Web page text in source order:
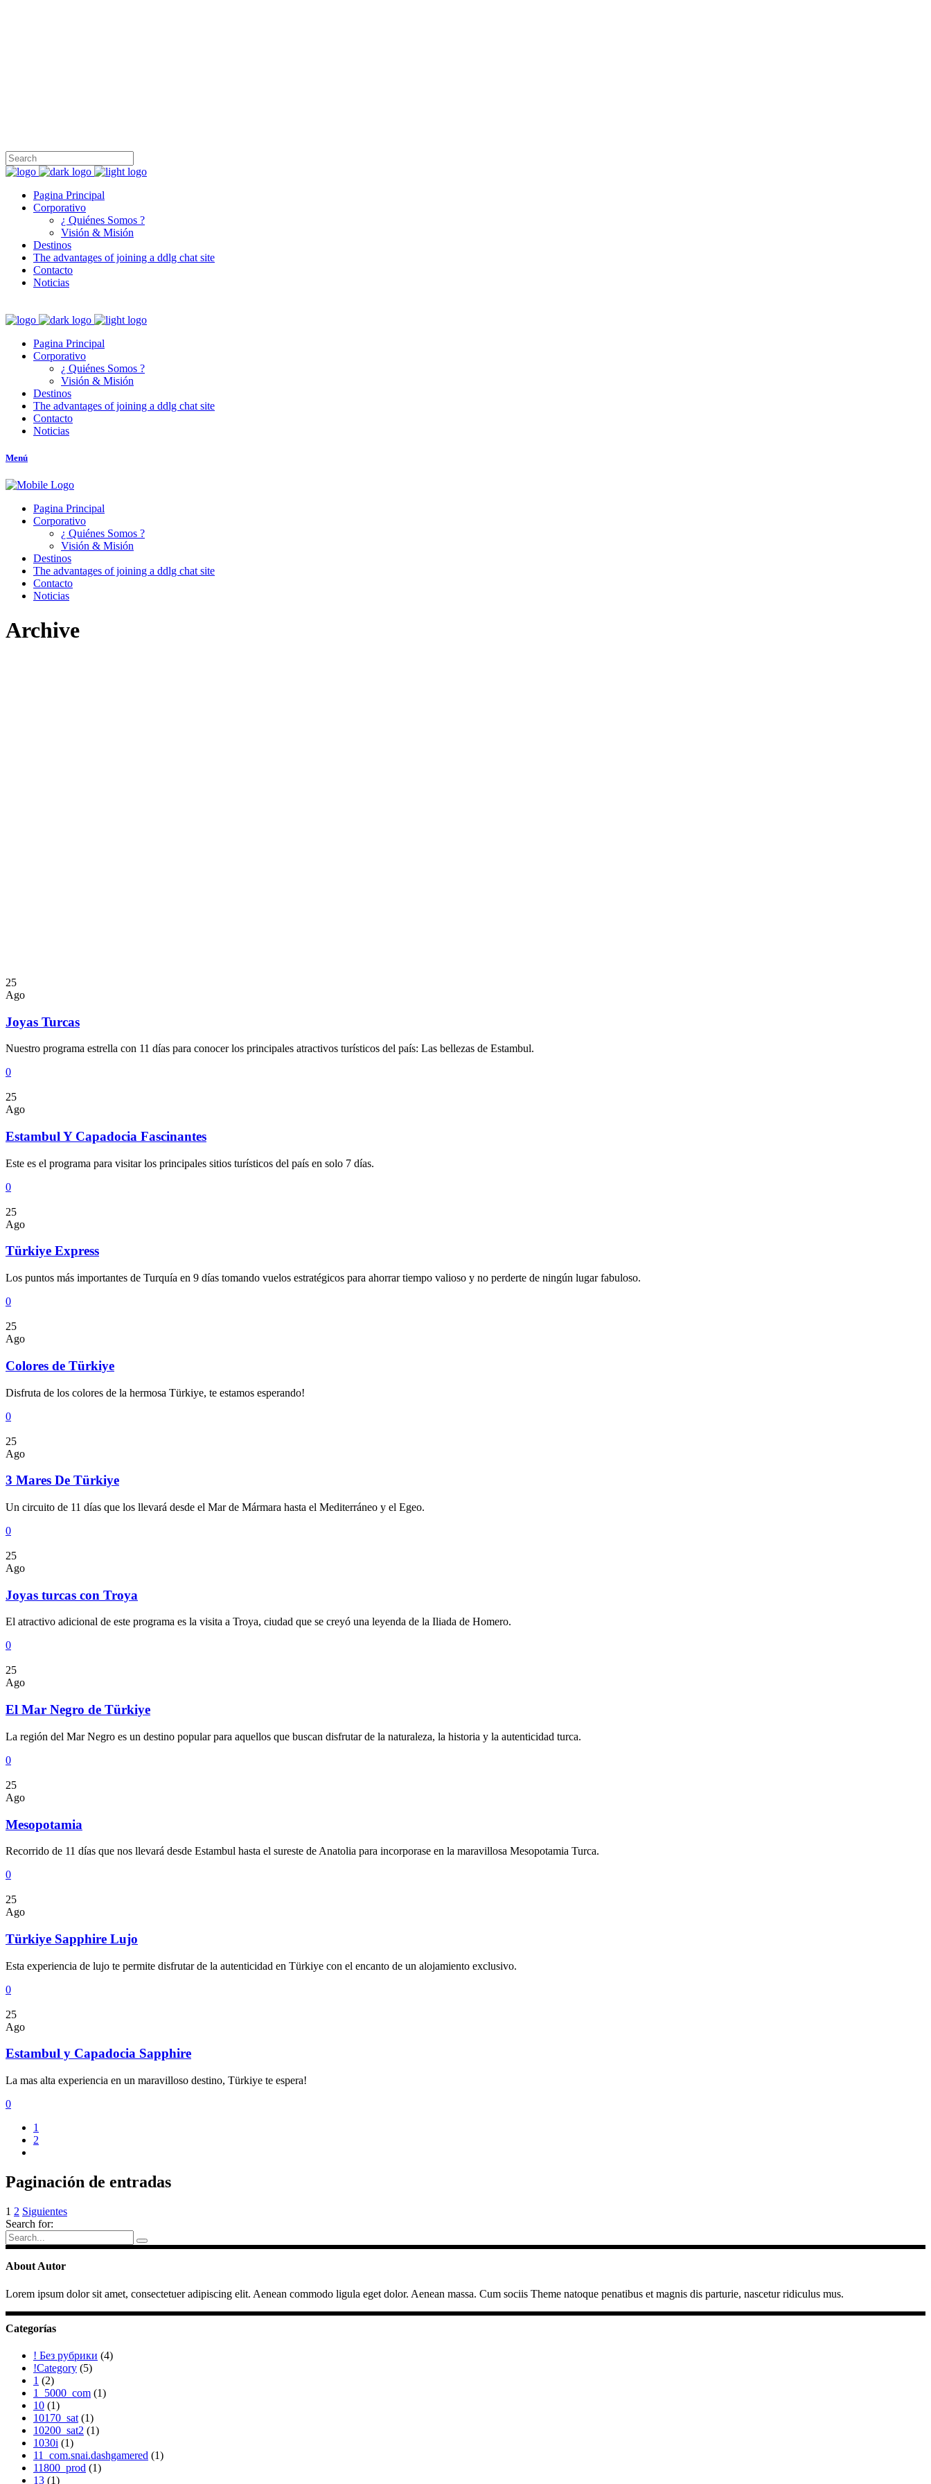
Pagina Principal
Corporativo
¿ Quiénes Somos ?
Visión & Misión
Destinos
The advantages of joining a ddlg chat site
Contacto
Noticias
Pagina Principal
Corporativo
¿ Quiénes Somos ?
Visión & Misión
Destinos
The advantages of joining a ddlg chat site
Contacto
Noticias
Menú
Pagina Principal
Corporativo
¿ Quiénes Somos ?
Visión & Misión
Destinos
The advantages of joining a ddlg chat site
Contacto
Noticias
Archive
25
Ago
Joyas Turcas
Nuestro programa estrella con 11 días para conocer los principales atractivos turísticos del país: Las bellezas de Estambul.
0
25
Ago
Estambul Y Capadocia Fascinantes
Este es el programa para visitar los principales sitios turísticos del país en solo 7 días.
0
25
Ago
Türkiye Express
Los puntos más importantes de Turquía en 9 días tomando vuelos estratégicos para ahorrar tiempo valioso y no perderte de ningún lugar fabuloso.
0
25
Ago
Colores de Türkiye
Disfruta de los colores de la hermosa Türkiye, te estamos esperando!
0
25
Ago
3 Mares De Türkiye
Un circuito de 11 días que los llevará desde el Mar de Mármara hasta el Mediterráneo y el Egeo.
0
25
Ago
Joyas turcas con Troya
El atractivo adicional de este programa es la visita a Troya, ciudad que se creyó una leyenda de la Iliada de Homero.
0
25
Ago
El Mar Negro de Türkiye
La región del Mar Negro es un destino popular para aquellos que buscan disfrutar de la naturaleza, la historia y la autenticidad turca.
0
25
Ago
Mesopotamia
Recorrido de 11 días que nos llevará desde Estambul hasta el sureste de Anatolia para incorporase en la maravillosa Mesopotamia Turca.
0
25
Ago
Türkiye Sapphire Lujo
Esta experiencia de lujo te permite disfrutar de la autenticidad en Türkiye con el encanto de un alojamiento exclusivo.
0
25
Ago
Estambul y Capadocia Sapphire
La mas alta experiencia en un maravilloso destino, Türkiye te espera!
0
1
2
Paginación de entradas
1 2 Siguientes
Search for:
About Autor
Lorem ipsum dolor sit amet, consectetuer adipiscing elit. Aenean commodo ligula eget dolor. Aenean massa. Cum sociis Theme natoque penatibus et magnis dis parturie, nascetur ridiculus mus.
Categorías
! Без рубрики (4)
!Category (5)
1 (2)
1_5000_com (1)
10 (1)
10170_sat (1)
10200_sat2 (1)
1030i (1)
11_com.snai.dashgamered (1)
11800_prod (1)
13 (1)